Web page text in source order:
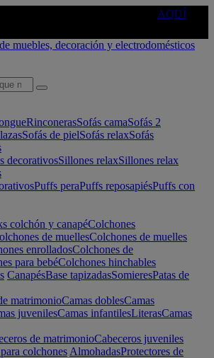
AQUÍ
RinconerasSofás camaSofás 2
Sofás de pielSofás relaxSofás
decorativosSillones relaxSillones relax
Puffs peraPuffs reposapiésPuffs con
colchón y canapéColchones
de muellesColchones de muelles
enrolladosColchones de
para bebéColchones hinchables
CanapésBase tapizadasSomieresPatas de
matrimonioCamas doblesCamas
juvenilesCamas infantilesLiterasCamas
de matrimonioCabeceros juveniles
colchones AlmohadasProtectores de